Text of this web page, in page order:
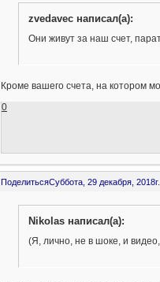
zvedavec написал(а):
Они живут за наш счет,
Кроме вашего счета, на котором
0
ПоделитьсяСуббота, 29 декабря,
Nikolas написал(а):
(Я, лично, не в шоке, и